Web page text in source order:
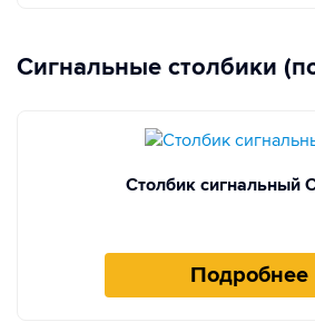
Сигнальные столбики
Столбик сигнальный
Подробнее